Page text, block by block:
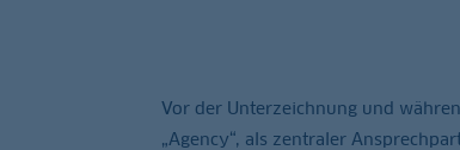
Vor der Unterzeichnung und
„Agency“, als zentraler